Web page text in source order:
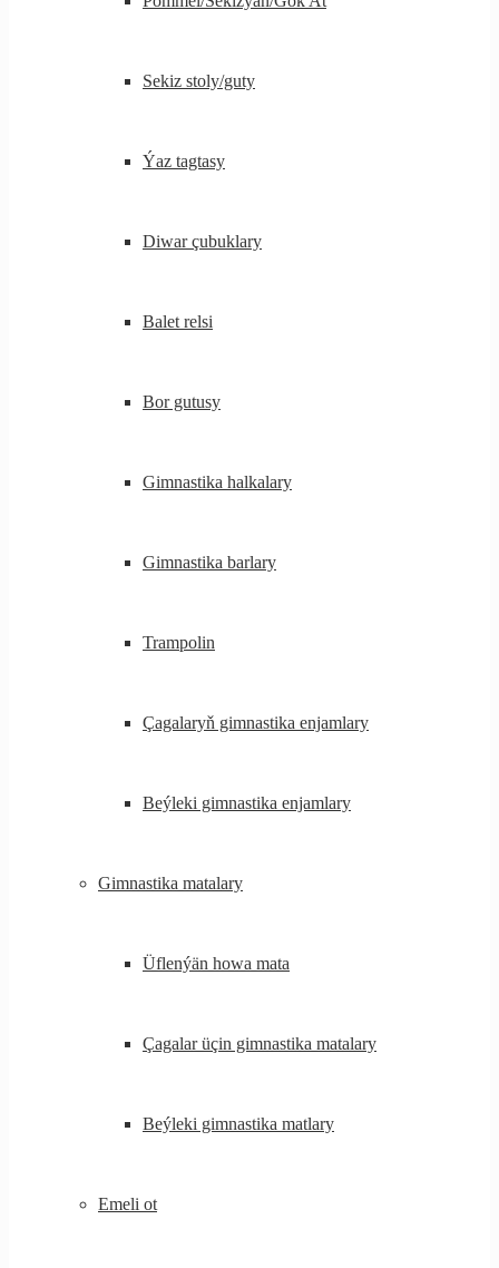
Sekiz stoly/guty
Ýaz tagtasy
Diwar çubuklary
Balet relsi
Bor gutusy
Gimnastika halkalary
Gimnastika barlary
Trampolin
Çagalaryň gimnastika enjamlary
Beýleki gimnastika enjamlary
Gimnastika matalary
Üflenýän howa mata
Çagalar üçin gimnastika matalary
Beýleki gimnastika matlary
Emeli ot